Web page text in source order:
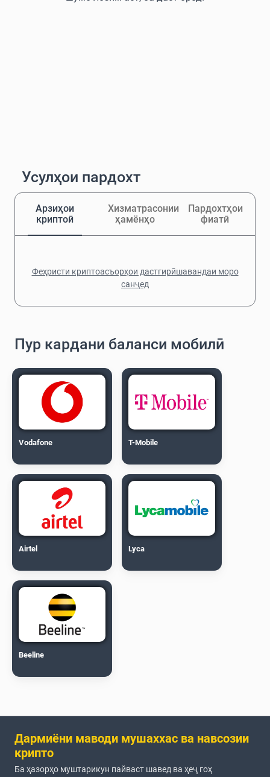
Усулҳои пардохт
Арзиҳои
криптоӣ
Хизматрасонии
ҳамёнҳо
Пардохтҳои
фиатӣ
Феҳристи криптоасъорҳои дастгирӣшавандаи моро
санҷед
Пур кардани баланси мобилӣ
Vodafone T-Mobile
Airtel Lyca
Beeline
Дармиёни маводи мушаххас ва навсозии
крипто
Ба ҳазорҳо муштарикун пайваст шавед ва ҳеҷ гоҳ